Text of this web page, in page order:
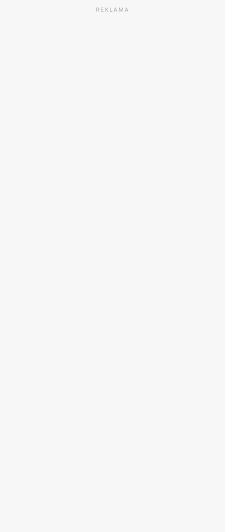
REKLAMA